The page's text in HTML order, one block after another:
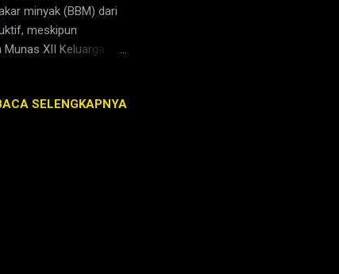
minyak (BBM) dari
meskipun
XII Keluarga
BBM itu mencapai
SELENGKAPNYA